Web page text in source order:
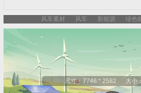
风车素材 风车 新能源 绿色
尺寸：7746 * 2582 大小